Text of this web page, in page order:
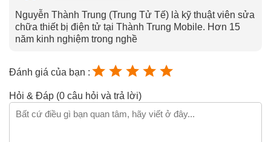
Nguyễn Thành Trung (Trung Tử Tế) là kỹ thuật viên sửa
chữa thiết bị điện tử tại Thành Trung Mobile. Hơn 15
năm kinh nghiệm trong nghề
Đánh giá của bạn :
Hỏi & Đáp (0 câu hỏi và trả lời)